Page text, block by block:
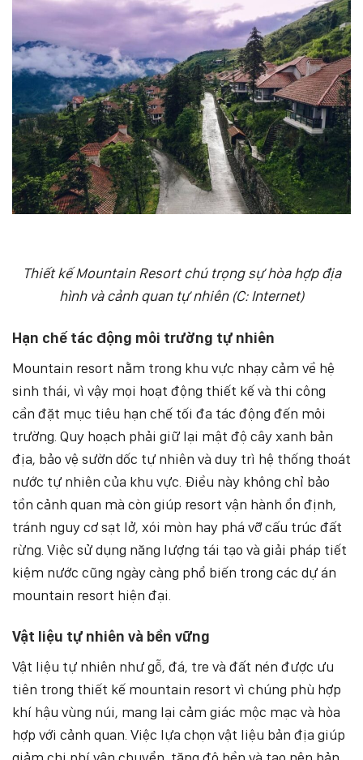
Thiết kế Mountain Resort chú trọng sự hòa hợp địa
hình và cảnh quan tự nhiên (C: Internet)
Hạn chế tác động môi trường tự nhiên
Mountain resort nằm trong khu vực nhạy cảm về hệ
sinh thái, vì vậy mọi hoạt động thiết kế và thi công
cần đặt mục tiêu hạn chế tối đa tác động đến môi
trường. Quy hoạch phải giữ lại mật độ cây xanh bản
địa, bảo vệ sườn dốc tự nhiên và duy trì hệ thống thoát
nước tự nhiên của khu vực. Điều này không chỉ bảo
tồn cảnh quan mà còn giúp resort vận hành ổn định,
tránh nguy cơ sạt lở, xói mòn hay phá vỡ cấu trúc đất
rừng. Việc sử dụng năng lượng tái tạo và giải pháp tiết
kiệm nước cũng ngày càng phổ biến trong các dự án
mountain resort hiện đại.
Vật liệu tự nhiên và bền vững
Vật liệu tự nhiên như gỗ, đá, tre và đất nén được ưu
tiên trong thiết kế mountain resort vì chúng phù hợp
khí hậu vùng núi, mang lại cảm giác mộc mạc và hòa
hợp với cảnh quan. Việc lựa chọn vật liệu bản địa giúp